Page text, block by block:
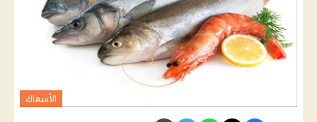
الأسماك